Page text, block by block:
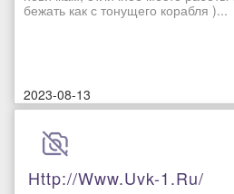
бежать как с тонущего корабля )...
2023-08-13
Http://www.uvk-1.ru/